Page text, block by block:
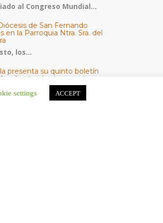
al Congreso Mundial...
de San Fernando
en la Parroquia Ntra. Sra. del
los...
presenta su quinto boletín
tras los terremotos
publicó este martes 4...
settings ACCEPT